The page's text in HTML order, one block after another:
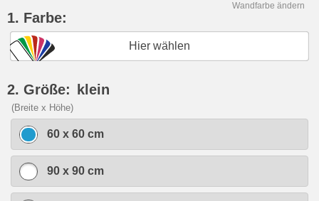
Wandfarbe ändern
1. Farbe:
Hier wählen
2. Größe: klein
(Breite x Höhe)
60 x 60 cm
90 x 90 cm